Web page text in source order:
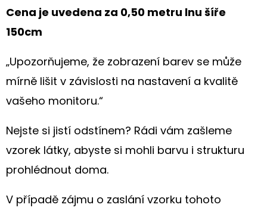
Cena je uvedena za 0,50 metru lnu šíře
150cm
„Upozorňujeme, že zobrazení barev se může
mírně lišit v závislosti na nastavení a kvalitě
vašeho monitoru.“
Nejste si jistí odstínem? Rádi vám zašleme
vzorek látky, abyste si mohli barvu i strukturu
prohlédnout doma.
V případě zájmu o zaslání vzorku tohoto